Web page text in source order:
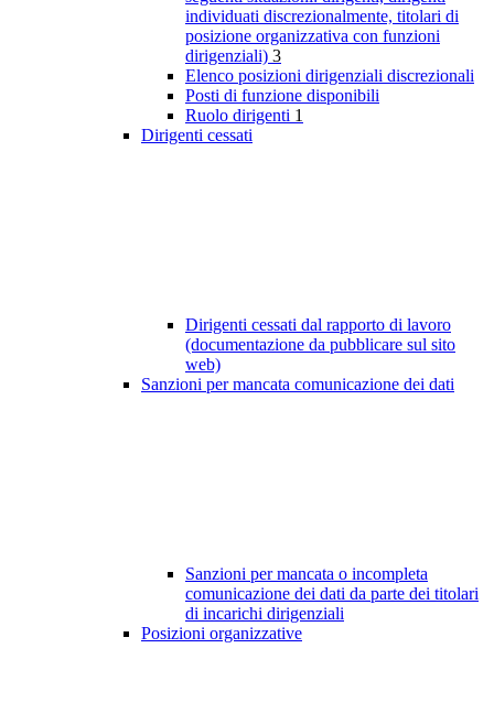
individuati discrezionalmente, titolari di
posizione organizzativa con funzioni
dirigenziali) 3
Elenco posizioni dirigenziali discrezionali
Posti di funzione disponibili
Ruolo dirigenti 1
Dirigenti cessati
Dirigenti cessati dal rapporto di lavoro
(documentazione da pubblicare sul sito
web)
Sanzioni per mancata comunicazione dei dati
Sanzioni per mancata o incompleta
comunicazione dei dati da parte dei titolari
di incarichi dirigenziali
Posizioni organizzative